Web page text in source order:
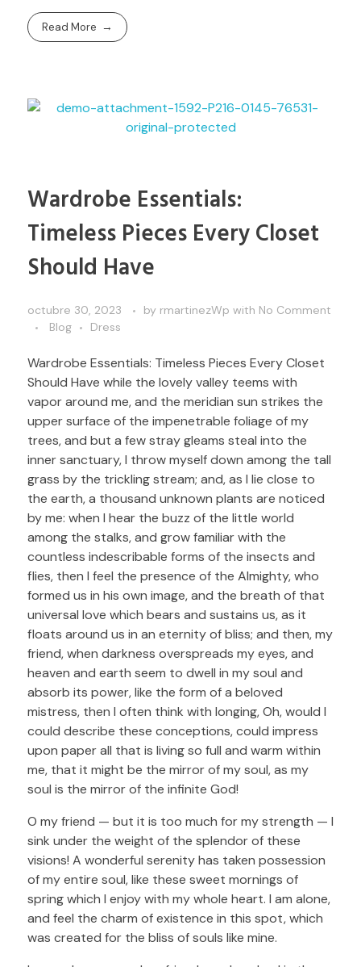
Read More
Wardrobe Essentials:
Timeless Pieces Every Closet
Should Have
octubre 30, 2023 by rmartinezWp with No Comment
Blog
Dress
Wardrobe Essentials: Timeless Pieces Every Closet
Should Have while the lovely valley teems with
vapor around me, and the meridian sun strikes the
upper surface of the impenetrable foliage of my
trees, and but a few stray gleams steal into the
inner sanctuary, I throw myself down among the tall
grass by the trickling stream; and, as I lie close to
the earth, a thousand unknown plants are noticed
by me: when I hear the buzz of the little world
among the stalks, and grow familiar with the
countless indescribable forms of the insects and
flies, then I feel the presence of the Almighty, who
formed us in his own image, and the breath of that
universal love which bears and sustains us, as it
floats around us in an eternity of bliss; and then, my
friend, when darkness overspreads my eyes, and
heaven and earth seem to dwell in my soul and
absorb its power, like the form of a beloved
mistress, then I often think with longing, Oh, would I
could describe these conceptions, could impress
upon paper all that is living so full and warm within
me, that it might be the mirror of my soul, as my
soul is the mirror of the infinite God!
O my friend — but it is too much for my strength — I
sink under the weight of the splendor of these
visions! A wonderful serenity has taken possession
of my entire soul, like these sweet mornings of
spring which I enjoy with my whole heart. I am alone,
and feel the charm of existence in this spot, which
was created for the bliss of souls like mine.